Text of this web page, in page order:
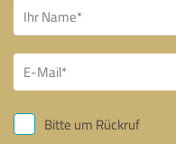
Bitte um Rückruf